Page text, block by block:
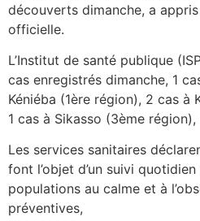
découverts dimanche, a appris
officielle.
L’Institut de santé publique
cas enregistrés dimanche, 1
Kéniéba (1ère région), 2 cas à
1 cas à Sikasso (3ème
Les services sanitaires
font l’objet d’un suivi
populations au calme et à
préventives,